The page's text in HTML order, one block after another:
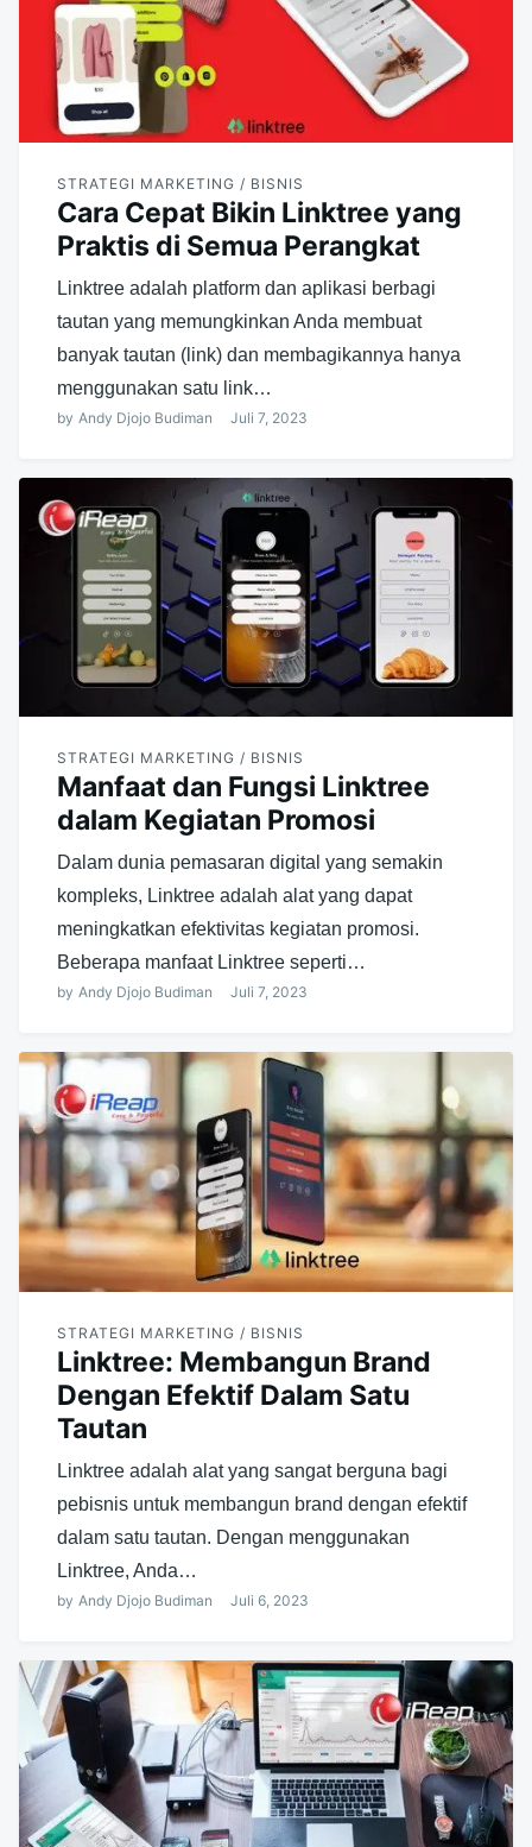
STRATEGI MARKETING / BISNIS
Cara Cepat Bikin Linktree yang
Praktis di Semua Perangkat
Linktree adalah platform dan aplikasi berbagi
tautan yang memungkinkan Anda membuat
banyak tautan (link) dan membagikannya hanya
menggunakan satu link…
by Andy Djojo Budiman Juli 7, 2023
STRATEGI MARKETING / BISNIS
Manfaat dan Fungsi Linktree
dalam Kegiatan Promosi
Dalam dunia pemasaran digital yang semakin
kompleks, Linktree adalah alat yang dapat
meningkatkan efektivitas kegiatan promosi.
Beberapa manfaat Linktree seperti…
by Andy Djojo Budiman Juli 7, 2023
STRATEGI MARKETING / BISNIS
Linktree: Membangun Brand
Dengan Efektif Dalam Satu
Tautan
Linktree adalah alat yang sangat berguna bagi
pebisnis untuk membangun brand dengan efektif
dalam satu tautan. Dengan menggunakan
Linktree, Anda…
by Andy Djojo Budiman Juli 6, 2023